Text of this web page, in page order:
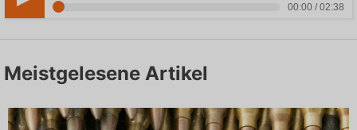
00:00 / 02:38
Meistgelesene Artikel